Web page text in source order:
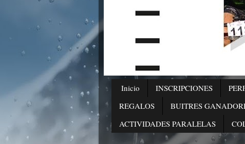
Inicio INSCRIPCIONES
REGALOS
BUITRES
ACTIVIDADES PARALELAS